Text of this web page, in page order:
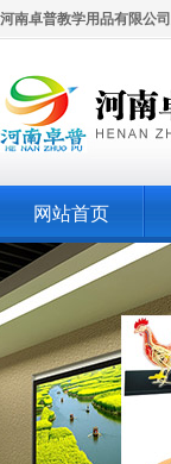
河南卓普教学用品有限公司
网站首页